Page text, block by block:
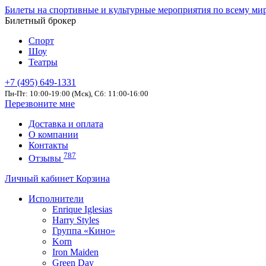
Билеты на спортивные и культурные мероприятия по всему
Билетный брокер
Спорт
Шоу
Театры
+7 (495) 649-1331
Пн-Пт: 10:00-19:00 (Мск), Сб: 11:00-16:00
Перезвоните мне
Доставка и оплата
О компании
Контакты
Отзывы 787
Личный кабинет Корзина
Исполнители
Enrique Iglesias
Harry Styles
Группа «Кино»
Korn
Iron Maiden
Green Day